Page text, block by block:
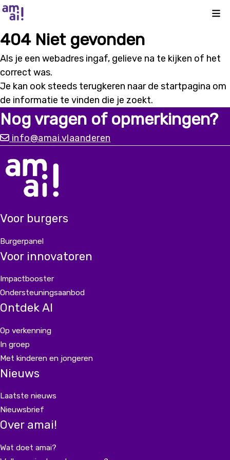
404 Niet gevonden
Als je een webadres ingaf, gelieve na te kijken of het
correct was.
Je kan ook steeds terugkeren naar de startpagina om
de informatie te vinden die je zoekt.
Nog vragen of opmerkingen?
info@amai.vlaanderen
Voor burgers
Burgerpanel
Voor innovatoren
Impactbooster
Ondersteuningsaanbod
Ontdek AI
Op verkenning
In groep
Met kinderen en jongeren
Nieuws
Laatste nieuws
Nieuwsbrief
Over amai!
Wat doet amai?